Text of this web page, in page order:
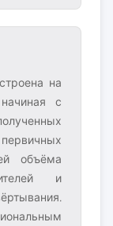
на
с
объёма
и